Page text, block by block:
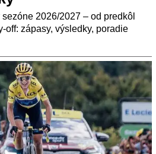
2026/2027 – od predkôl
off: zápasy, výsledky, poradie